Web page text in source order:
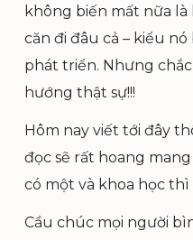
không biến mất nữa
căn đi đâu cả – kiểu
phát triển. Nhưng
hướng thật sự!!!
Hôm nay viết tới đây
đọc sẽ rất hoang
có một và khoa học
Cầu chúc mọi người